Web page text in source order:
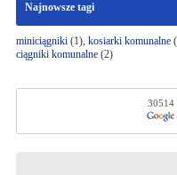
Najnowsze tagi
miniciągniki(1), kosiarki komunalne
ciągniki komunalne(2)
30514